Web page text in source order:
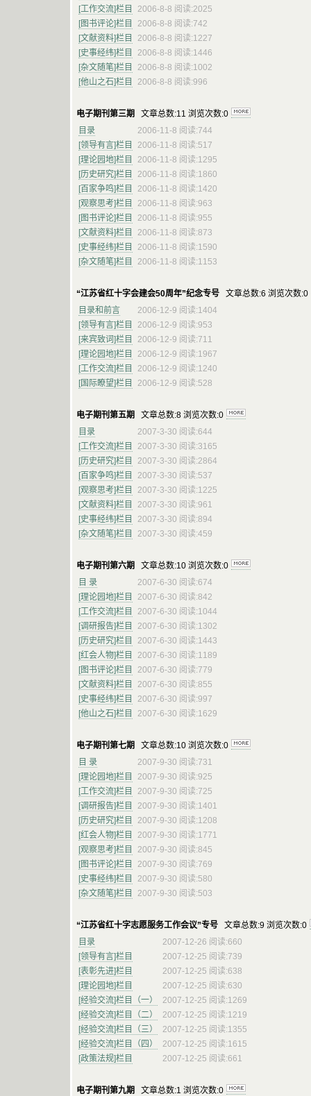
[工作交流]栏目
2006-8-8 阅读:2025
[图书评论]栏目
2006-8-8 阅读:742
[文献资料]栏目
2006-8-8 阅读:1227
[史事经纬]栏目
2006-8-8 阅读:1446
[杂文随笔]栏目
2006-8-8 阅读:1002
[他山之石]栏目
2006-8-8 阅读:996
电子期刊第三期 文章总数:11 浏览次数:0
目录
2006-11-8 阅读:744
[领导有言]栏目
2006-11-8 阅读:517
[理论园地]栏目
2006-11-8 阅读:1295
[历史研究]栏目
2006-11-8 阅读:1860
[百家争鸣]栏目
2006-11-8 阅读:1420
[观察思考]栏目
2006-11-8 阅读:963
[图书评论]栏目
2006-11-8 阅读:955
[文献资料]栏目
2006-11-8 阅读:873
[史事经纬]栏目
2006-11-8 阅读:1590
[杂文随笔]栏目
2006-11-8 阅读:1153
“江苏省红十字会建会50周年”纪念专号 文章总数:6 浏览次数:0
目录和前言
2006-12-9 阅读:1404
[领导有言]栏目
2006-12-9 阅读:953
[来宾致词]栏目
2006-12-9 阅读:711
[理论园地]栏目
2006-12-9 阅读:1967
[工作交流]栏目
2006-12-9 阅读:1240
[国际瞭望]栏目
2006-12-9 阅读:528
电子期刊第五期 文章总数:8 浏览次数:0
目录
2007-3-30 阅读:644
[工作交流]栏目
2007-3-30 阅读:3165
[历史研究]栏目
2007-3-30 阅读:2864
[百家争鸣]栏目
2007-3-30 阅读:537
[观察思考]栏目
2007-3-30 阅读:1225
[文献资料]栏目
2007-3-30 阅读:961
[史事经纬]栏目
2007-3-30 阅读:894
[杂文随笔]栏目
2007-3-30 阅读:459
电子期刊第六期 文章总数:10 浏览次数:0
目 录
2007-6-30 阅读:674
[理论园地]栏目
2007-6-30 阅读:842
[工作交流]栏目
2007-6-30 阅读:1044
[调研报告]栏目
2007-6-30 阅读:1302
[历史研究]栏目
2007-6-30 阅读:1443
[红会人物]栏目
2007-6-30 阅读:1189
[图书评论]栏目
2007-6-30 阅读:779
[文献资料]栏目
2007-6-30 阅读:855
[史事经纬]栏目
2007-6-30 阅读:997
[他山之石]栏目
2007-6-30 阅读:1629
电子期刊第七期 文章总数:10 浏览次数:0
目 录
2007-9-30 阅读:731
[理论园地]栏目
2007-9-30 阅读:925
[工作交流]栏目
2007-9-30 阅读:725
[调研报告]栏目
2007-9-30 阅读:1401
[历史研究]栏目
2007-9-30 阅读:1208
[红会人物]栏目
2007-9-30 阅读:1771
[观察思考]栏目
2007-9-30 阅读:845
[图书评论]栏目
2007-9-30 阅读:769
[史事经纬]栏目
2007-9-30 阅读:580
[杂文随笔]栏目
2007-9-30 阅读:503
“江苏省红十字志愿服务工作会议”专号 文章总数:9 浏览次数:0
目录
2007-12-26 阅读:660
[领导有言]栏目
2007-12-25 阅读:739
[表彰先进]栏目
2007-12-25 阅读:638
[理论园地]栏目
2007-12-25 阅读:630
[经验交流]栏目（一）
2007-12-25 阅读:1269
[经验交流]栏目（二）
2007-12-25 阅读:1219
[经验交流]栏目（三）
2007-12-25 阅读:1355
[经验交流]栏目（四）
2007-12-25 阅读:1615
[政策法规]栏目
2007-12-25 阅读:661
电子期刊第九期 文章总数:1 浏览次数:0